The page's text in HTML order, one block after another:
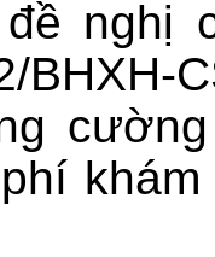
nghị
BHXH-